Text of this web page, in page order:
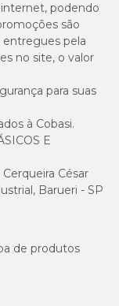
podendo
são
entregues pela
no site, o valor
para suas
à Cobasi.
E
César
Barueri - SP
de produtos